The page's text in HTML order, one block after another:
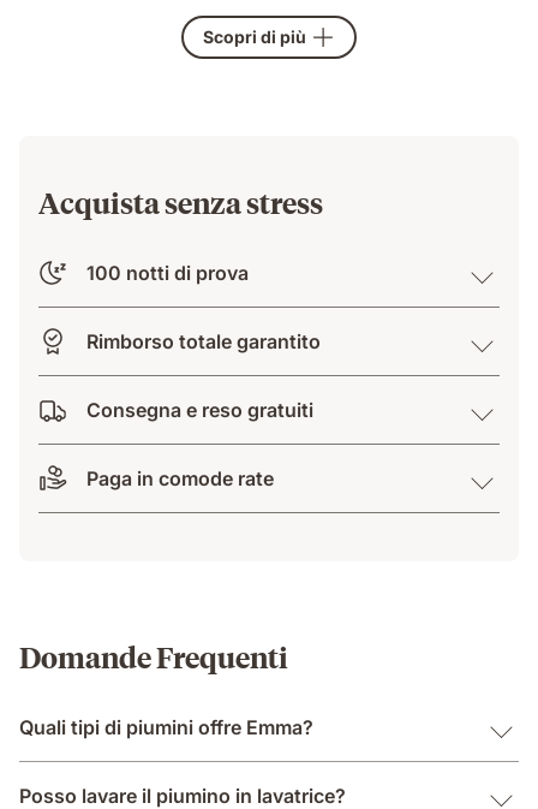
Scopri di più
Acquista senza stress
100 notti di prova
Rimborso totale garantito
Consegna e reso gratuiti
Paga in comode rate
Domande Frequenti
Quali tipi di piumini offre Emma?
Posso lavare il piumino in lavatrice?